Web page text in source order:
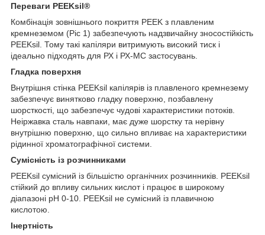
Переваги PEEKsil®
Комбінація зовнішнього покриття PEEK з плавленим
кремнеземом (Ріс 1) забезпечують надзвичайну зносостійкість
PEEKsil. Тому такі капіляри витримують високий тиск і
ідеально підходять для РХ і РХ-МС застосувань.
Гладка поверхня
Внутрішня стінка PEEKsil капілярів із плавленого кремнезему
забезпечує винятково гладку поверхню, позбавлену
шорсткості, що забезпечує чудові характеристики потоків.
Неіржавка сталь навпаки, має дуже шорстку та нерівну
внутрішню поверхню, що сильно впливає на характеристики
рідинної хроматографічної системи.
Сумісність із розчинниками
PEEKsil сумісний із більшістю органічних розчинників. PEEKsil
стійкий до впливу сильних кислот і працює в широкому
діапазоні pH 0-10. PEEKsil не сумісний із плавичною
кислотою.
Інертність